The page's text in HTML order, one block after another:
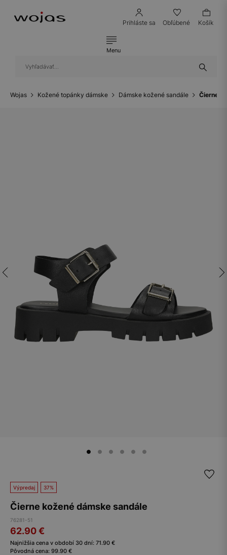
Prihláste sa Obľúbené Košík
Menu
Wojas Kožené topánky dámske Dámske kožené sandále Čierne
Výpredaj 37%
Čierne kožené dámske sandále
76281-51
62.90€
Najnižšia cena v období 30 dní: 71.90 €
Pôvodná cena: 99.90 €